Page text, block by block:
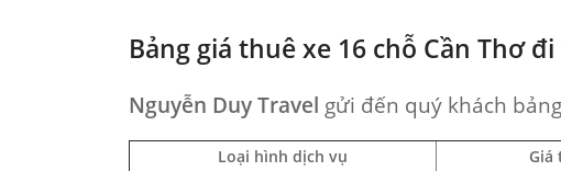
Bảng giá thuê xe 16 chỗ Cần Thơ
Nguyễn Duy Travel gửi đến quý khách
Loại hình dịch vụ Giá